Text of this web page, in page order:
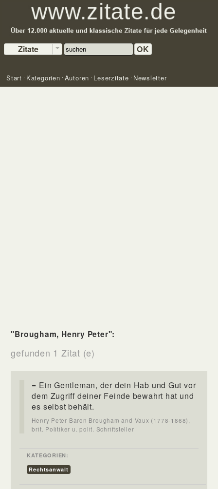
Zitate OK
Start Kategorien Autoren Leserzitate Newsletter
"Brougham, Henry Peter":
gefunden 1 Zitat (e)
= Ein Gentleman, der dein Hab und Gut vor
dem Zugriff deiner Feinde bewahrt hat und
es selbst behält.
Henry Peter Baron Brougham and Vaux (1778-1868),
brit. Politiker u. polit. Schriftsteller
KATEGORIEN:
Rechtsanwalt